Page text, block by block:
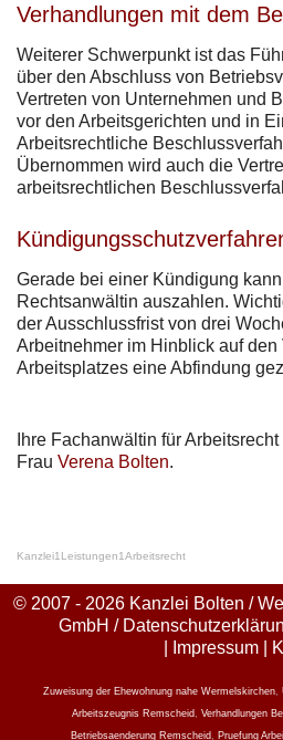
Verhandlungen mit dem
Weiterer Schwerpunkt ist das
über den Abschluss von
Vertreten von Unternehmen und
vor den Arbeitsgerichten und in
Arbeitsrechtliche
Übernommen wird auch die
arbeitsrechtlichen
Gerade bei einer Kündigung
Rechtsanwältin auszahlen.
der Ausschlussfrist von drei
Arbeitnehmer im Hinblick auf den
Arbeitsplatzes eine Abfindung
Ihre Fachanwältin für
Frau Verena Bolten.
Kanzlei1 Leistungen1Arbeitsrecht
© 2007 - 2026 Kanzlei Bolten /
GmbH /
Impressum
Zuweisung der Ehewohnung nahe Wermelskirchen
Arbeitszeugnis Remscheid
Verhandlungen
Betriebsaenderung Remscheid
Pruefung